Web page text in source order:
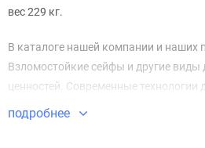
вес 229 кг.
В каталоге нашей компании и наших
Взломостойкие сейфы и другие виды
ценностей. Современные технологии
взломостойкий Гранит I 165T EL
подробнее